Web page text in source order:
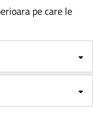
pe care le